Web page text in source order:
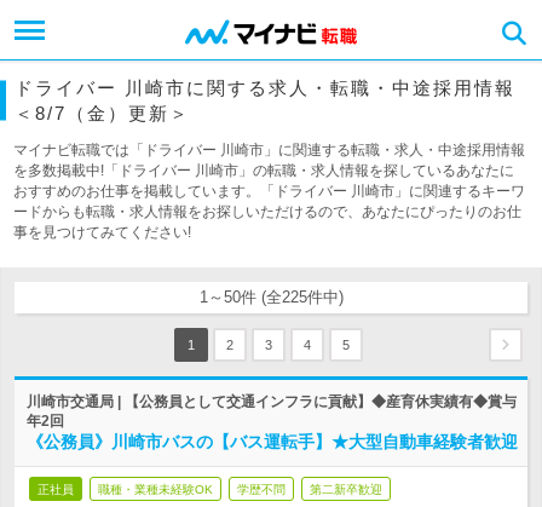
ドライバー 川崎市に関する求人・転職・中途採用情報
＜8/7（金）更新＞
マイナビ転職では「ドライバー 川崎市」に関連する転職・求人・中途採用情報
を多数掲載中!「ドライバー 川崎市」の転職・求人情報を探しているあなたに
おすすめのお仕事を掲載しています。「ドライバー 川崎市」に関連するキーワ
ードからも転職・求人情報をお探しいただけるので、あなたにぴったりのお仕
事を見つけてみてください!
1～50件 (全225件中)
1 2 3 4 5
川崎市交通局 | 【公務員として交通インフラに貢献】◆産育休実績有◆賞与
年2回
《公務員》川崎市バスの【バス運転手】★大型自動車経験者歓迎
正社員 職種・業種未経験OK 学歴不問 第二新卒歓迎